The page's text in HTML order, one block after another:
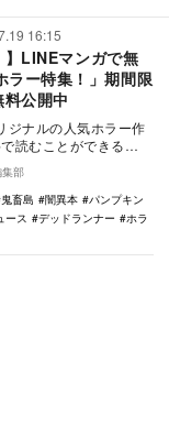
16:15
】LINEマンガで無
ラー特集！」期間限
公開中
ジナルの人気ホラー作
読むことができる
ぎる！怖すぎる！夏
部
鬼畜島 闇異本
パンプキン
ース デッドランナー
ホラ